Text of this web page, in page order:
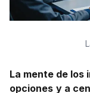
La mente de los
opciones y a